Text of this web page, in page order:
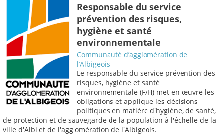
Responsable du service
prévention des risques,
hygiène et santé
environnementale
Communauté d’agglomération de
l’Albigeois
Le responsable du service prévention des
risques, hygiène et santé
environnementale (F/H) met en œuvre les
obligations et applique les décisions
politiques en matière d'hygiène, de santé,
de protection et de sauvegarde de la population à l'échelle de la
ville d'Albi et de l'agglomération de l'Albigeois.